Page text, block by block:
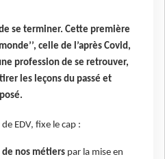
se terminer. Cette première
celle de l’après Covid,
profession de se retrouver,
les leçons du passé et
EDV, fixe le cap :
nos métierspar la mise en